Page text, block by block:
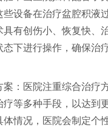
些设备在治疗盆腔积液
具有创伤小、恢复快、
态下进行操作，确保治
医院注重综合治疗
等多种手段，以达到
情况，医院会制定个